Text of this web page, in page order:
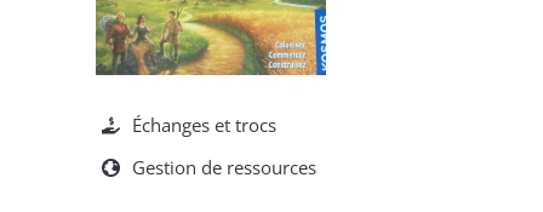
Échanges et trocs
Gestion de ressources